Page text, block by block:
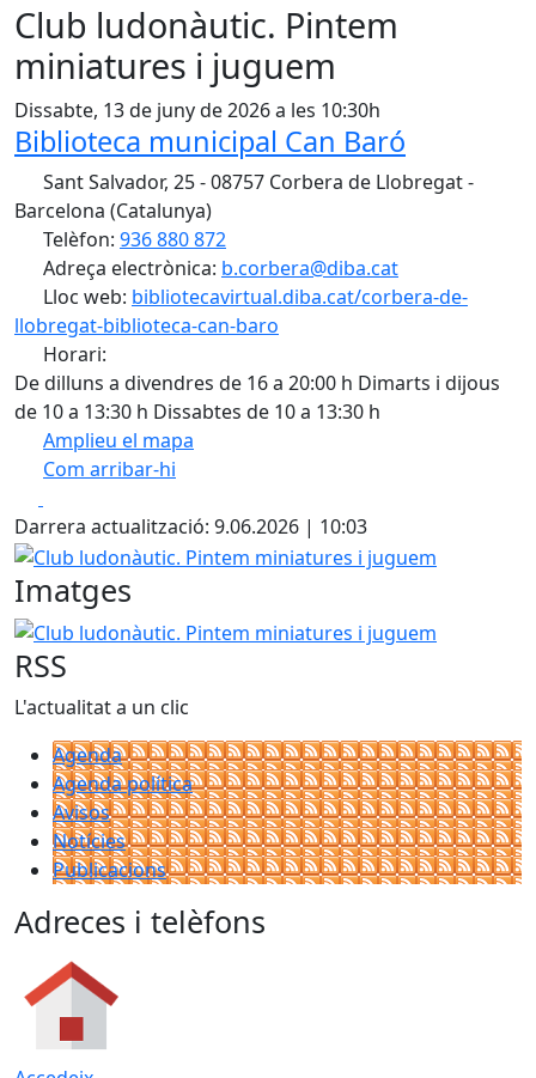
Club ludonàutic. Pintem
miniatures i juguem
Dissabte, 13 de juny de 2026 a les 10:30h
Biblioteca municipal Can Baró
Sant Salvador, 25 - 08757 Corbera de Llobregat -
Barcelona (Catalunya)
Telèfon: 936 880 872
Adreça electrònica: b.corbera@diba.cat
Lloc web: bibliotecavirtual.diba.cat/corbera-de-
llobregat-biblioteca-can-baro
Horari:
De dilluns a divendres de 16 a 20:00 h Dimarts i dijous
de 10 a 13:30 h Dissabtes de 10 a 13:30 h
Amplieu el mapa
Com arribar-hi
+
−
Darrera actualització: 9.06.2026 | 10:03
Club ludonàutic. Pintem miniatures i juguem
Imatges
Club ludonàutic. Pintem miniatures i juguem
RSS
L'actualitat a un clic
Agenda
Agenda política
Avisos
Notícies
Publicacions
Adreces i telèfons